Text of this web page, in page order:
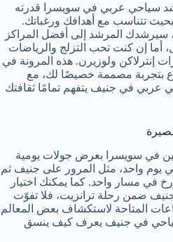
سياحي عربي في سويسرا قدرته
تتناسب مع أهدافك ورغباتك.
سيرشدك المرشد إلى أفضل المراكز
أما إن كنت تحب التزلج والرياضات
إنترلاكن ولوزيرن. هذه المرونة في
بتجربة مصممة خصيصًا لك، مع
عربي في جنيف يتفهم تمامًا ثقافتك
في سويسرا بعرض جولات يومية
واحد، مثل المرور على جنيف ثم
في مسار واحد. كما يمكنك اختيار
ضمن رحلة ترانزيت، فلا تفوّت
المتاحة لاستكشاف بعض المعالم
في جنيف يعرف كيف ينسق